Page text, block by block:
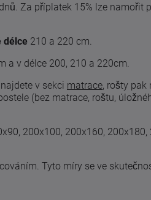
Za příplatek 15% lze namořit
délce 210 a 220 cm.
a v délce 200, 210 a 220cm.
v sekci matrace, rošty pak
(bez matrace, roštu,
200x100, 200x160, 200x180,
Tyto míry se ve